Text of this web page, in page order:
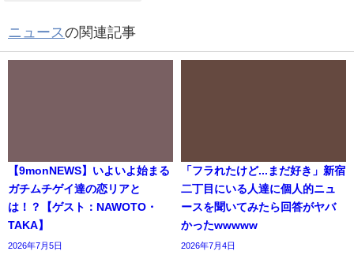
ニュースの関連記事
【9monNEWS】いよいよ始まる
ガチムチゲイ達の恋リアと
は！？【ゲスト：NAWOTO・
TAKA】
2026年7月5日
「フラれたけど...まだ好き」新宿
二丁目にいる人達に個人的ニュ
ースを聞いてみたら回答がヤバ
かったwwwww
2026年7月4日